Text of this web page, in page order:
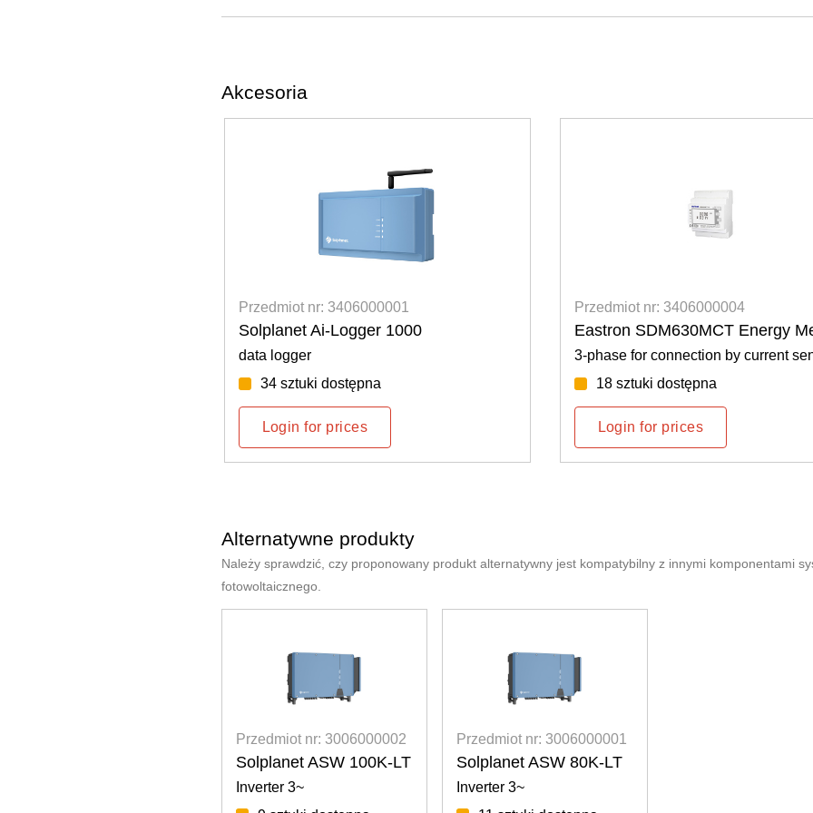
Akcesoria
Przedmiot nr: 3406000004
Eastron SDM630MCT Energy Meter
3-phase for connection by current sensors
18 sztuki dostępna
Przedmiot nr:
Solplanet Ai-
data logger
34 sztuki
Alternatywne produkty
Należy sprawdzić, czy proponowany produkt alternatywny jest kompatybilny z innymi komponentami
fotowoltaicznego.
Przedmiot nr: 3006000002
Solplanet ASW 100K-LT
Inverter 3~
Przedmiot nr: 3006000001
Solplanet ASW 80K-LT
Inverter 3~